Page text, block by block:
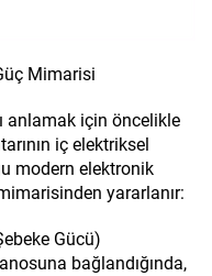
Mimarisi
anlamak için öncelikle
iç elektriksel
modern elektronik
yararlanır:
Gücü)
bağlandığında,